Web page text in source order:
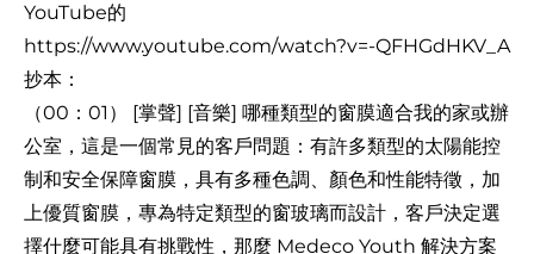
YouTube的
https://www.youtube.com/watch?v=-QFHGdHKV_A
抄本：
（00：01） [掌聲] [音樂] 哪種類型的窗膜適合我的家或辦
公室，這是一個常見的客戶問題：有許多類型的太陽能控
制和安全保障窗膜，具有多種色調、顏色和性能特徵，加
上優質窗膜，專為特定類型的窗玻璃而設計，客戶決定選
擇什麼可能具有挑戰性，那麼 Medeco Youth 解決方案